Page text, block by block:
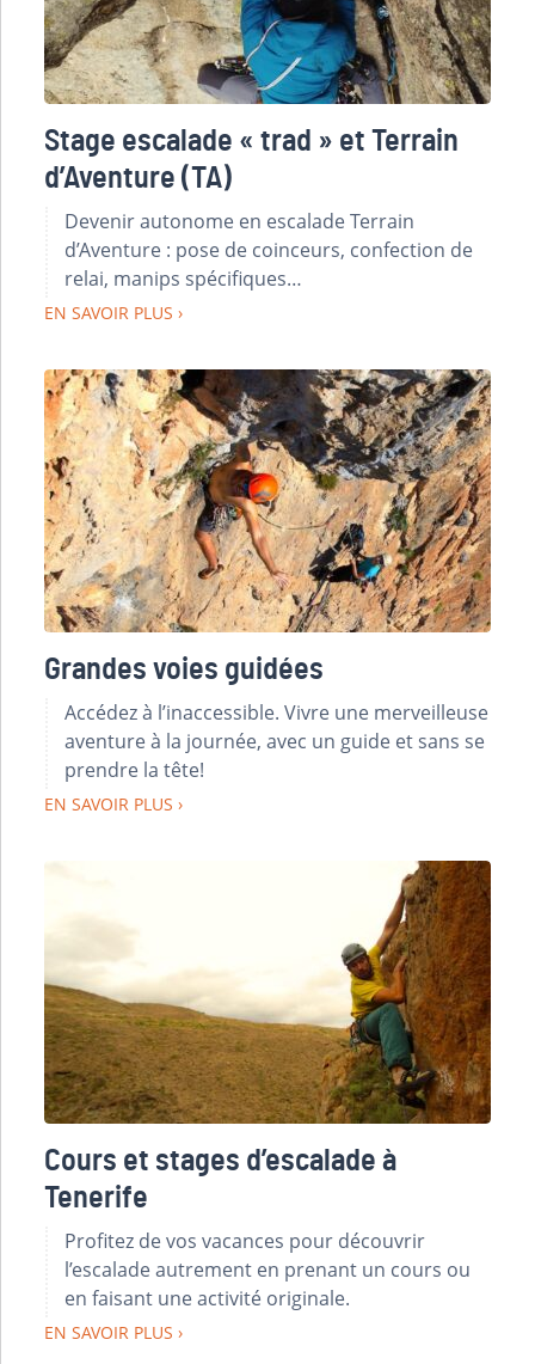
Stage escalade « trad » et Terrain
d’Aventure (TA)
Devenir autonome en escalade Terrain
d’Aventure : pose de coinceurs, confection de
relai, manips spécifiques…
EN SAVOIR PLUS
Grandes voies guidées
Accédez à l’inaccessible. Vivre une merveilleuse
aventure à la journée, avec un guide et sans se
prendre la tête!
EN SAVOIR PLUS
Cours et stages d’escalade à
Tenerife
Profitez de vos vacances pour découvrir
l’escalade autrement en prenant un cours ou
en faisant une activité originale.
EN SAVOIR PLUS